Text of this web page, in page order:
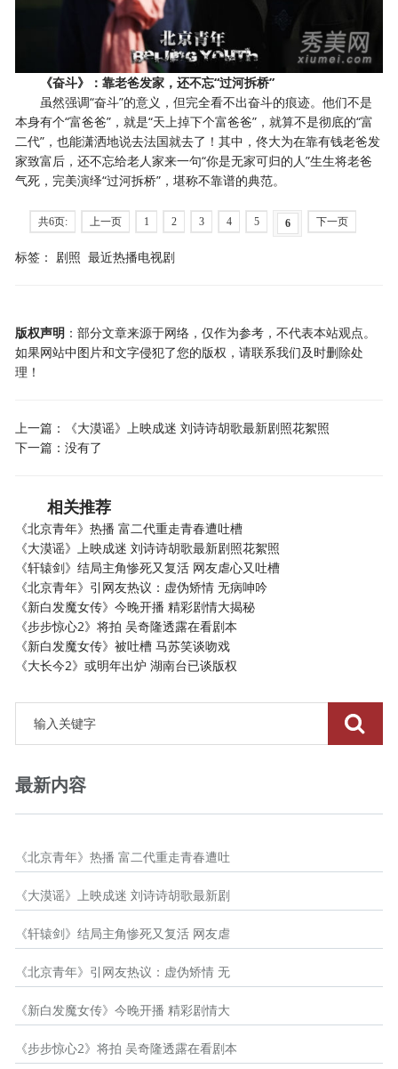
《奋斗》：靠老爸发家，还不忘“过河拆桥”
虽然强调“奋斗”的意义，但完全看不出奋斗的痕迹。他们不是
本身有个“富爸爸”，就是“天上掉下个富爸爸”，就算不是彻底的“富
二代”，也能潇洒地说去法国就去了！其中，佟大为在靠有钱老爸发
家致富后，还不忘给老人家来一句“你是无家可归的人”生生将老爸
气死，完美演绎“过河拆桥”，堪称不靠谱的典范。
共6页: 上一页 1 2 3 4 5 6 下一页
标签： 剧照 最近热播电视剧
版权声明 ：部分文章来源于网络，仅作为参考，不代表本站观点。
如果网站中图片和文字侵犯了您的版权，请联系我们及时删除处
理！
上一篇：
《大漠谣》上映成迷 刘诗诗胡歌最新剧照花絮照
下一篇：没有了
相关推荐
《北京青年》热播 富二代重走青春遭吐槽
《大漠谣》上映成迷 刘诗诗胡歌最新剧照花絮照
《轩辕剑》结局主角惨死又复活 网友虐心又吐槽
《北京青年》引网友热议：虚伪矫情 无病呻吟
《新白发魔女传》今晚开播 精彩剧情大揭秘
《步步惊心2》将拍 吴奇隆透露在看剧本
《新白发魔女传》被吐槽 马苏笑谈吻戏
《大长今2》或明年出炉 湖南台已谈版权
最新内容
《北京青年》热播 富二代重走青春遭吐
《大漠谣》上映成迷 刘诗诗胡歌最新剧
《轩辕剑》结局主角惨死又复活 网友虐
《北京青年》引网友热议：虚伪矫情 无
《新白发魔女传》今晚开播 精彩剧情大
《步步惊心2》将拍 吴奇隆透露在看剧本